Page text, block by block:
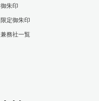
御朱印
限定御朱印
兼務社一覧